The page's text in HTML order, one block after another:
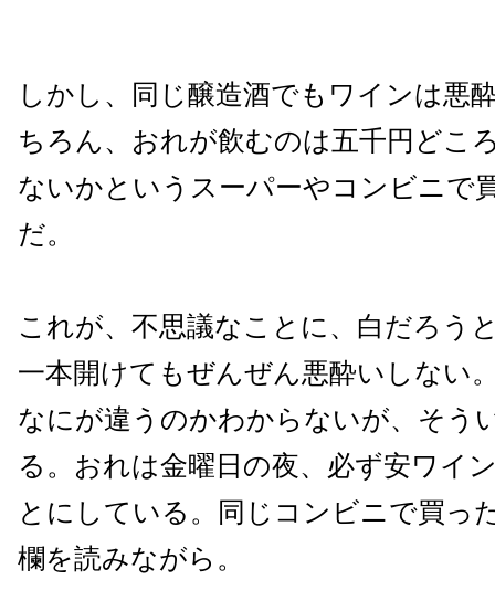
しかし、同じ醸造酒でもワインは悪
ちろん、おれが飲むのは五千円どこ
ないかというスーパーやコンビニで
だ。
これが、不思議なことに、白だろう
一本開けてもぜんぜん悪酔いしない
なにが違うのかわからないが、そう
る。おれは金曜日の夜、必ず安ワイ
とにしている。同じコンビニで買っ
欄を読みながら。